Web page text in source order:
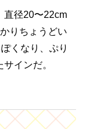
直径20〜22cm
りちょうどい
くなり、ぷり
インだ。